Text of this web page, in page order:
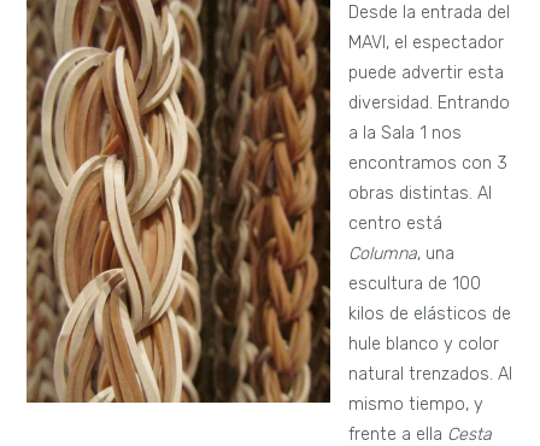
Desde la entrada del
MAVI, el espectador
puede advertir esta
diversidad. Entrando
a la Sala 1 nos
encontramos con 3
obras distintas. Al
centro está
Columna, una
escultura de 100
kilos de elásticos de
hule blanco y color
natural trenzados. Al
mismo tiempo, y
frente a ella Cesta